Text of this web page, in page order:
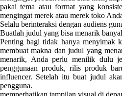
pakai tema atau format yang
mengingat merek atau merek toko
Selalu berinteraksi dengan audiens
Buatlah judul yang bisa menarik
Penting bagi tidak hanya menyimak
membuat makna dan judul yang
menarik, Anda perlu menilik dulu
penggunaan produk, rilis produk
influencer. Setelah itu buat judul
pengguna.
memperhatikan tampilan visual di